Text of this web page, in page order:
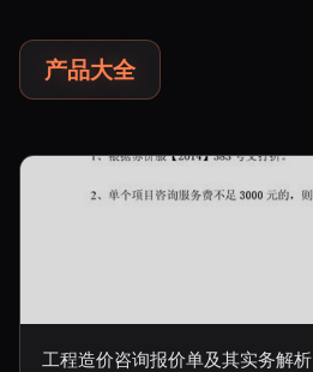
产品大全
工程造价咨询报价单及其实务解析